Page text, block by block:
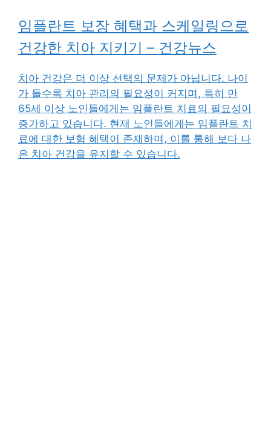
임플란트 보장 혜택과 스케일링으로
건강한 치아 지키기 – 건강뉴스
치아 건강은 더 이상 선택의 문제가 아닙니다. 나이
가 들수록 치아 관리의 필요성이 커지며, 특히 만
65세 이상 노인들에게는 임플란트 치료의 필요성이
증가하고 있습니다. 현재 노인들에게는 임플란트 치
료에 대한 보험 혜택이 존재하며, 이를 통해 보다 나
은 치아 건강을 유지할 수 있습니다.